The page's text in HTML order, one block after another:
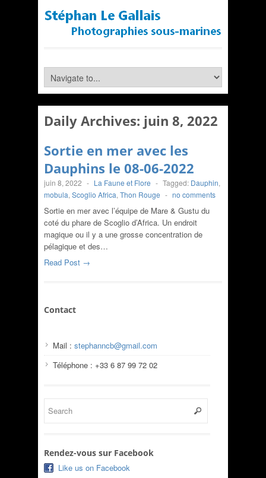
Daily Archives: juin 8, 2022
Sortie en mer avec les
Dauphins le 08-06-2022
juin 8, 2022 - La Faune et Flore - Tagged: Dauphin,
mobula, Scoglio Africa, Thon Rouge - no comments
Sortie en mer avec l’équipe de Mare & Gustu du
coté du phare de Scoglio d’Africa. Un endroit
magique ou il y a une grosse concentration de
pélagique et des…
Read Post →
Contact
Mail : stephanncb@gmail.com
Téléphone : +33 6 87 99 72 02
Rendez-vous sur Facebook
Like us on Facebook